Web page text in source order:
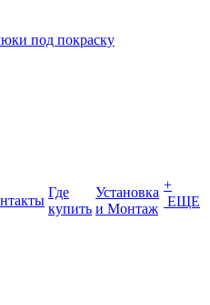
под покраску
Где
купить
Установка
и Монтаж
+
ЕЩЕ